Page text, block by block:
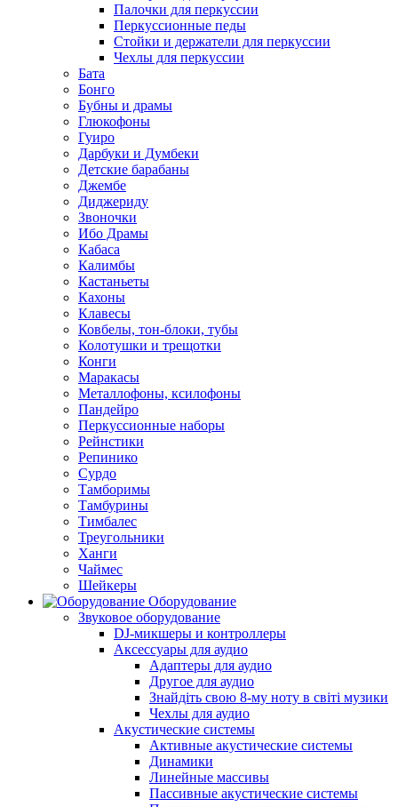
Палочки для перкуссии
Перкуссионные педы
Стойки и держатели для перкуссии
Чехлы для перкуссии
Бата
Бонго
Бубны и драмы
Глюкофоны
Гуиро
Дарбуки и Думбеки
Детские барабаны
Джембе
Диджериду
Звоночки
Ибо Драмы
Кабаса
Калимбы
Кастаньеты
Кахоны
Клавесы
Ковбелы, тон-блоки, тубы
Колотушки и трещотки
Конги
Маракасы
Металлофоны, ксилофоны
Пандейро
Перкуссионные наборы
Рейнстики
Репинико
Сурдо
Тамборимы
Тамбурины
Тимбалес
Треугольники
Ханги
Чаймес
Шейкеры
Оборудование
Звуковое оборудование
DJ-микшеры и контроллеры
Аксессуары для аудио
Адаптеры для аудио
Другое для аудио
Знайдіть свою 8-му ноту в світі музики
Чехлы для аудио
Акустические системы
Активные акустические системы
Динамики
Линейные массивы
Пассивные акустические системы